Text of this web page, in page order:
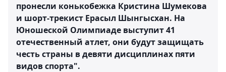
пронесли конькобежка Кристина Шумекова
и шорт-трекист Ерасыл Шынгысхан. На
Юношеской Олимпиаде выступит 41
отечественный атлет, они будут защищать
честь страны в девяти дисциплинах пяти
видов спорта".